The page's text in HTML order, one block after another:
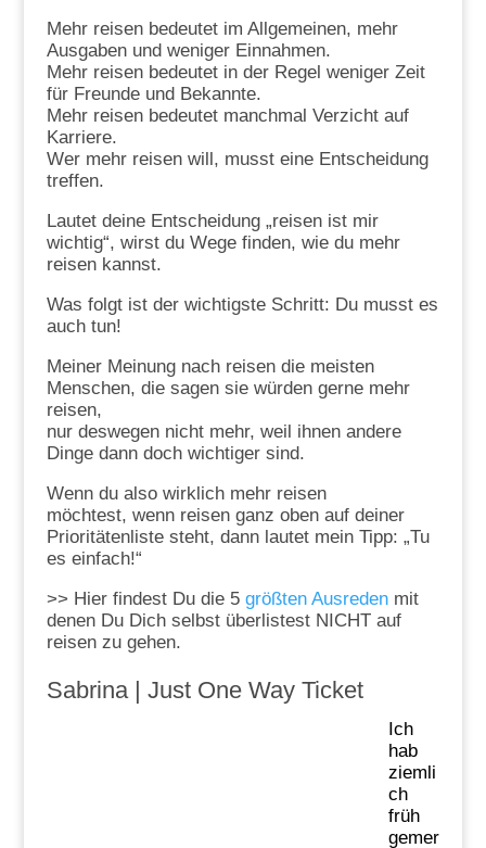
Mehr reisen bedeutet im Allgemeinen, mehr
Ausgaben und weniger Einnahmen.
Mehr reisen bedeutet in der Regel weniger Zeit
für Freunde und Bekannte.
Mehr reisen bedeutet manchmal Verzicht auf
Karriere.
Wer mehr reisen will, musst eine Entscheidung
treffen.
Lautet deine Entscheidung „reisen ist mir
wichtig“, wirst du Wege finden, wie du mehr
reisen kannst.
Was folgt ist der wichtigste Schritt: Du musst es
auch tun!
Meiner Meinung nach reisen die meisten
Menschen, die sagen sie würden gerne mehr
reisen,
nur deswegen nicht mehr, weil ihnen andere
Dinge dann doch wichtiger sind.
Wenn du also wirklich mehr reisen
möchtest, wenn reisen ganz oben auf deiner
Prioritätenliste steht, dann lautet mein Tipp: „Tu
es einfach!“
>> Hier findest Du die 5 größten Ausredenmit
denen Du Dich selbst überlistest NICHT auf
reisen zu gehen.
Sabrina | Just One Way Ticket
Ich
hab
ziemli
ch
früh
gemer